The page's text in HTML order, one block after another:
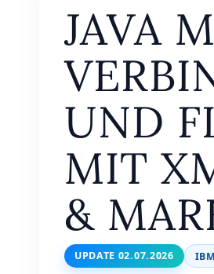
JAVA
UND
MIT
&
UPDATE 02.07.2026